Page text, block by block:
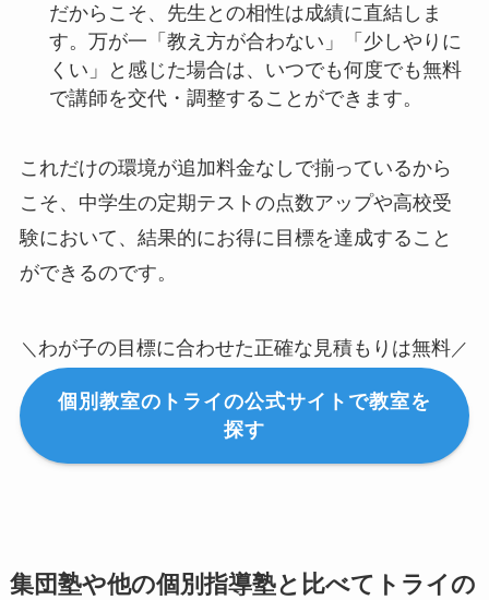
だからこそ、先生との相性は成績に直結しま
す。万が一「教え方が合わない」「少しやりに
くい」と感じた場合は、いつでも何度でも無料
で講師を交代・調整することができます。
これだけの環境が追加料金なしで揃っているから
こそ、中学生の定期テストの点数アップや高校受
験において、結果的にお得に目標を達成すること
ができるのです。
＼ わが子の目標に合わせた正確な見積もりは無料 ／
個別教室のトライの公式サイトで教室を
探す
集団塾や他の個別指導塾と比べてトライの